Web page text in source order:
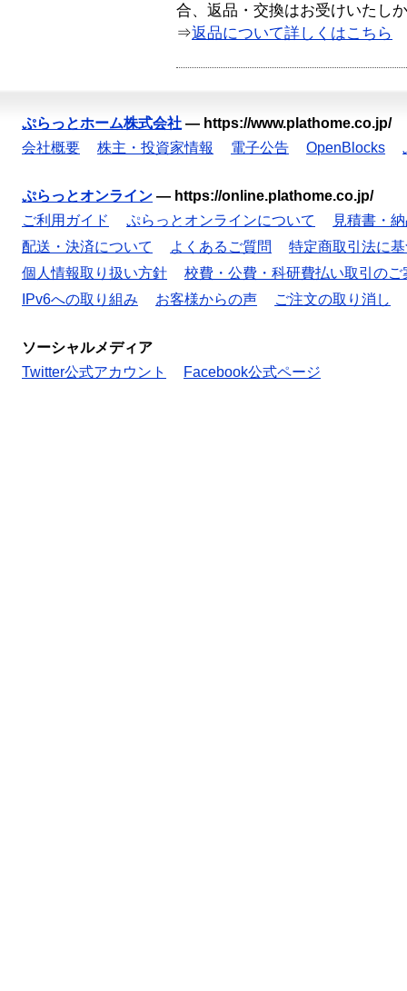
合、返品・交換はお受けいたし
⇒返品について詳しくはこちら
ぷらっとホーム株式会社 — https://www.plathome.co.jp/
会社概要
株主・投資家情報 電子公告 OpenBlocks
ぷらっとオンライン — https://online.plathome.co.jp/
ご利用ガイド
ぷらっとオンラインについて
見積書・
配送・決済について
よくあるご質問
特定商取引法に
個人情報取り扱い方針
校費・公費・科研費払い取引のご
IPv6への取り組み
お客様からの声 ご注文の取り消し
ソーシャルメディア
Twitter公式アカウント
Facebook公式ページ